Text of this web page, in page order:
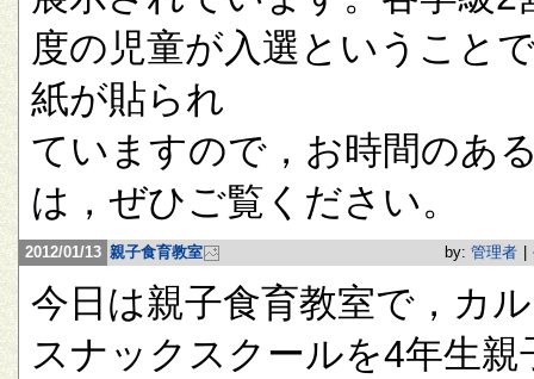
度の児童が入選ということ
紙が貼られ
ていますので，お時間のあ
は，ぜひご覧ください。
2012/01/13 親子食育教室 by: 管理者
今日は親子食育教室で，カ
スナックスクールを4年生親